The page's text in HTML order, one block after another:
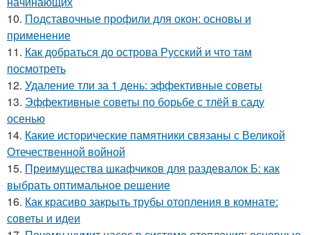
10. Подставочные профили для окон: основы и
применение
11. Как добраться до острова Русский и что там
посмотреть
12. Удаление тли за 1 день: эффективные советы
13. Эффективные советы по борьбе с тлёй в саду
осенью
14. Какие исторические памятники связаны с Великой
Отечественной войной
15. Преимущества шкафчиков для раздевалок Б: как
выбрать оптимальное решение
16. Как красиво закрыть трубы отопления в комнате:
советы и идеи